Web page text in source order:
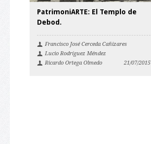
PatrimoniARTE: El Templo de
Debod.
Francisco José Cerceda Cañizares
Lucio Rodríguez Méndez
Ricardo Ortega Olmedo
21/07/2015